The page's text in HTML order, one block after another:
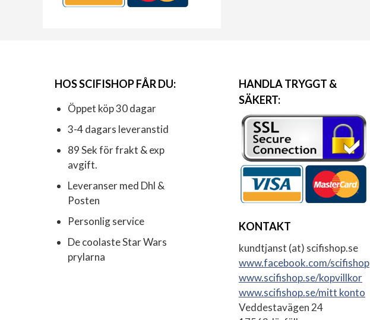
HOS SCIFISHOP FÅR DU:
Öppet köp 30 dagar
3-4 dagars leveranstid
89 Sek för frakt & exp
avgift.
Leveranser med Dhl &
Posten
Personlig service
De coolaste Star Wars
prylarna
HANDLA TRYGGT &
SÄKERT:
KONTAKT
kundtjanst (at) scifishop.se
www.facebook.com/scifishop
www.scifishop.se/kopvillkor
www.scifishop.se/mitt konto
Veddestavägen 24